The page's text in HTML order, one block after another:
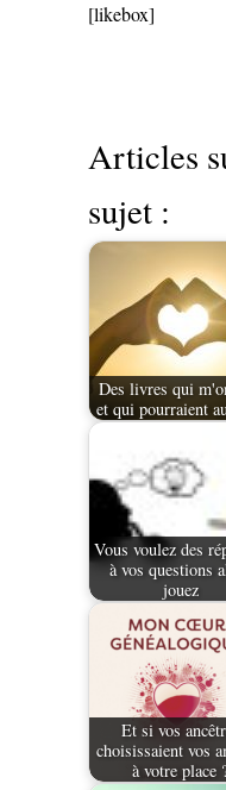
[likebox]
Articles
sujet :
Des livres qui
et qui pourraient
Vous voulez des
à vos questions
jouez
Et si vos
choisissaient vos
à votre place